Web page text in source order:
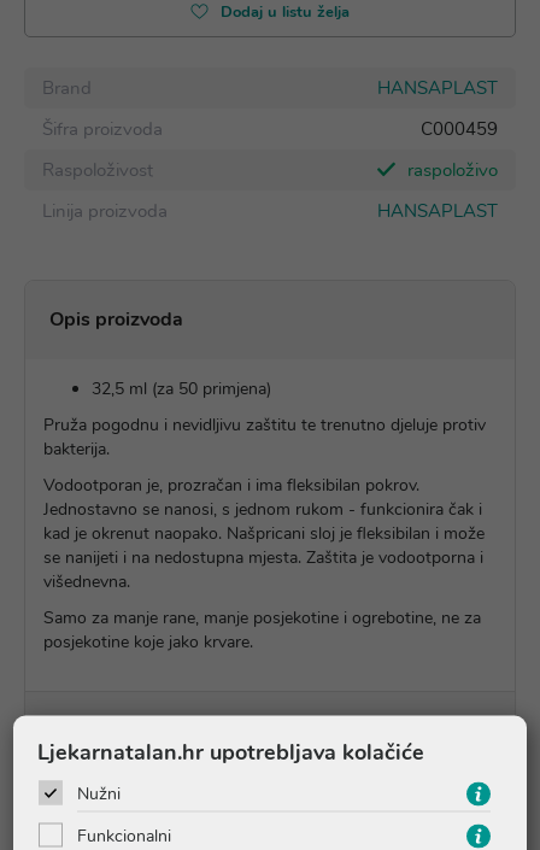
Dodaj u listu želja
Brand
HANSAPLAST
Šifra proizvoda
C000459
Raspoloživost
raspoloživo
Linija proizvoda
HANSAPLAST
Opis proizvoda
32,5 ml (za 50 primjena)
Pruža pogodnu i nevidljivu zaštitu te trenutno djeluje protiv
bakterija.
Vodootporan je, prozračan i ima fleksibilan pokrov.
Jednostavno se nanosi, s jednom rukom - funkcionira čak i
kad je okrenut naopako. Našpricani sloj je fleksibilan i može
se nanijeti i na nedostupna mjesta. Zaštita je vodootporna i
višednevna.
Samo za manje rane, manje posjekotine i ogrebotine, ne za
posjekotine koje jako krvare.
Pitanja i odgovori
Ljekarnatalan.hr upotrebljava kolačiće
Nužni
Funkcionalni